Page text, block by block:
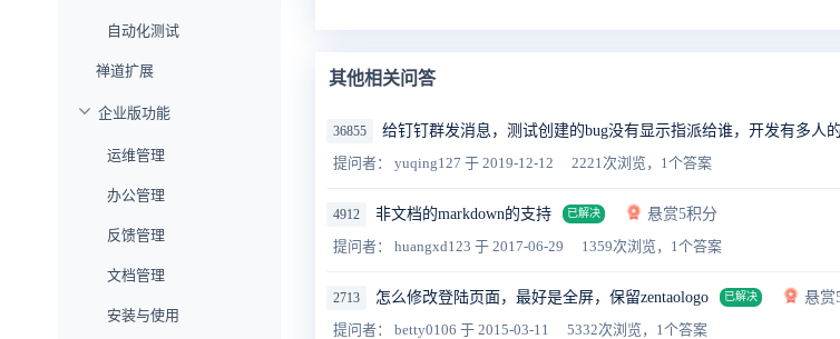
自动化测试
禅道扩展
企业版功能
运维管理
办公管理
反馈管理
文档管理
安装与使用
其他相关问答
36855 给钉钉群发消息，测试创建的bug没有显示指派给谁，开发有多人
提问者： yuqing127 于 2019-12-12 2221次浏览，1个答案
4912 非文档的markdown的支持 已解决
悬赏5积分
提问者： huangxd123 于 2017-06-29 1359次浏览，1个答案
2713 怎么修改登陆页面，最好是全屏，保留zentaologo 已解决
悬赏
提问者： betty0106 于 2015-03-11 5332次浏览，1个答案